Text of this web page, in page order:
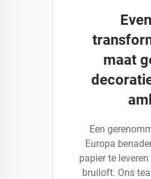
maat
Een
Europa
papier te
bruiloft. Ons